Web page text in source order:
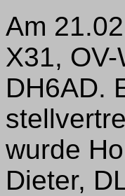
Am
X31,
DH6AD.
wurde
Dieter,